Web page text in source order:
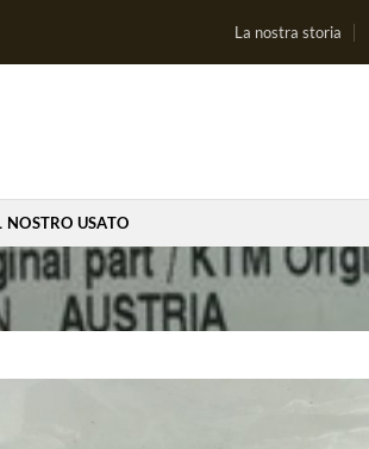
La nostra storia
NOSTRO USATO